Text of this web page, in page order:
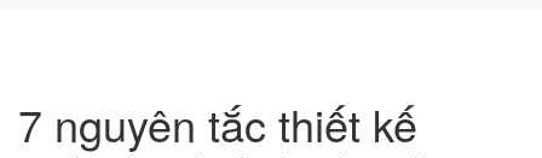
7 nguyên tắc thiết kế